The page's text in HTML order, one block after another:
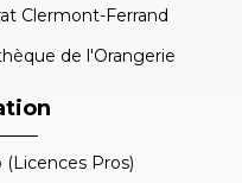
Clermont-Ferrand
de l'Orangerie
(Licences Pros)